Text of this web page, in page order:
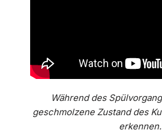
Während des
geschmolzene Zustand des
erkennen.